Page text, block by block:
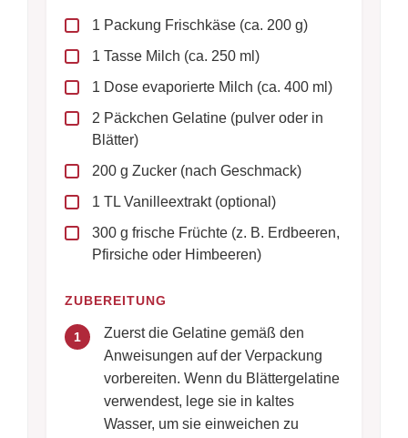
1 Packung Frischkäse (ca. 200 g)
1 Tasse Milch (ca. 250 ml)
1 Dose evaporierte Milch (ca. 400 ml)
2 Päckchen Gelatine (pulver oder in
Blätter)
200 g Zucker (nach Geschmack)
1 TL Vanilleextrakt (optional)
300 g frische Früchte (z. B. Erdbeeren,
Pfirsiche oder Himbeeren)
ZUBEREITUNG
1
Zuerst die Gelatine gemäß den
Anweisungen auf der Verpackung
vorbereiten. Wenn du Blättergelatine
verwendest, lege sie in kaltes
Wasser, um sie einweichen zu